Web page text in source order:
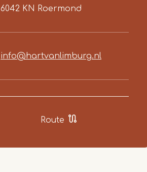
6042 KN Roermond
info@hartvanlimburg.nl
Route